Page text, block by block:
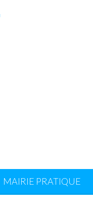
MAIRIE PRATIQUE